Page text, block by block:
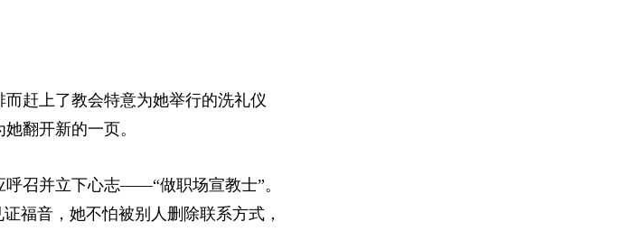
赶上了教会特意为她举行的洗礼仪
翻开新的一页。
召并立下心志——“做职场宣教士”。
福音，她不怕被别人删除联系方式，